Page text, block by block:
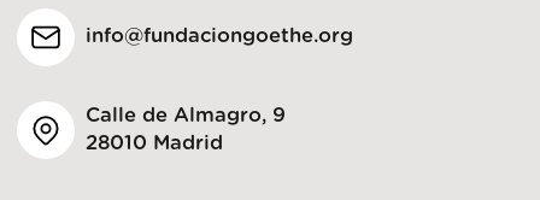
info@fundaciongoethe.org
Calle de Almagro, 9
28010 Madrid